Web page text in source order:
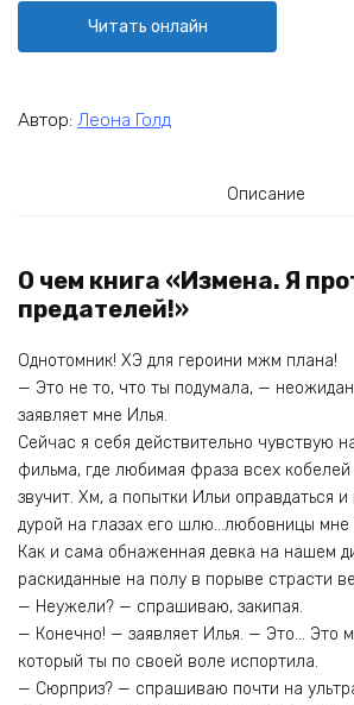
Читать онлайн
Автор: Леона Голд
Описание
О чем книга «Измена. Я
предателей!»
Однотомник! ХЭ для героини мжм плана!
— Это не то, что ты подумала, —
заявляет мне Илья.
Сейчас я себя действительно чувствую
фильма, где любимая фраза всех
звучит. Хм, а попытки Ильи оправдаться
дурой на глазах его шлю…любовницы мне
Как и сама обнаженная девка на нашем
раскиданные на полу в порыве страсти
— Неужели? — спрашиваю, закипая.
— Конечно! — заявляет Илья. — Это… Это
который ты по своей воле испортила.
— Сюрприз? — спрашиваю почти на